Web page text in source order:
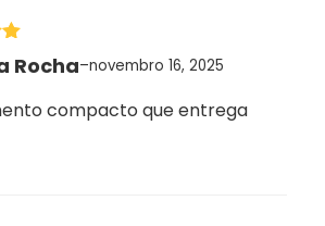
Rocha–novembro 16, 2025
compacto que entrega